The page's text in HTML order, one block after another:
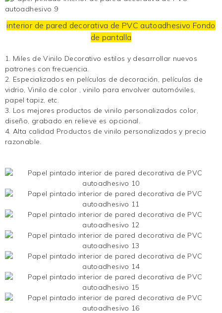
interior de pared decorativa de PVC autoadhesivo Fondo
de pantalla
1. Miles deVinilo Decorativo estilos y desarrollar nuevos
patrones con frecuencia.
2. Especializados en películas de decoración, películas de
vidrio, Vinilo de color , vinilo para envolver automóviles,
papel tapiz, etc.
3. Los mejores productos de vinilo personalizados color,
diseño, grabado en relieve es opcional.
4. Alta calidad Productos de vinilo personalizadosy precio
razonable.